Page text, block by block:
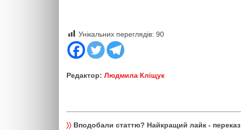
Унікальних переглядів: 90
Редактор: Людмила Кліщук
〉〉 Вподобали статтю? Найкращий лайк - переказ